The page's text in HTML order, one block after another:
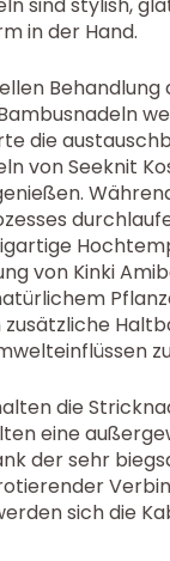
in der Hand.
Behandlung
die
von Seeknit
von Kinki
die
eine
der sehr
sich die